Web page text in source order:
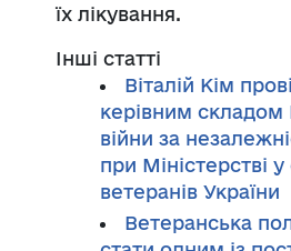
їх лікування.
Інші статті
Віталій Кім
керівним складом
війни за
при Міністерстві
ветеранів України
Ветеранська